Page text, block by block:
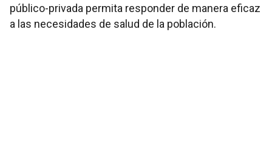
público-privada permita responder de manera eficaz
a las necesidades de salud de la población.